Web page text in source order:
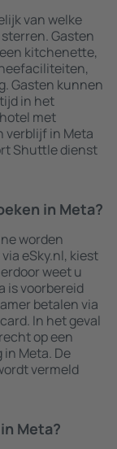
van welke
Gasten
kitchenette,
Gasten kunnen
in het
met
verblijf in Meta
Shuttle dienst
in Meta?
worden
eSky.nl, kiest
weet u
is voorbereid
betalen via
In het geval
op een
Meta. De
vermeld
Meta?